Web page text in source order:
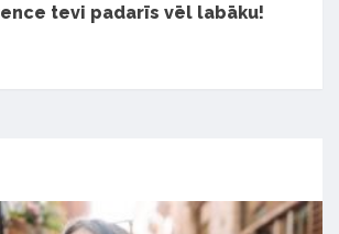
tevi padarīs vēl labāku!